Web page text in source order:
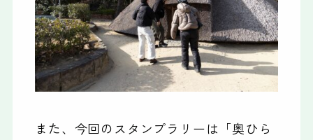
また、今回のスタンプラリーは「奥ひら